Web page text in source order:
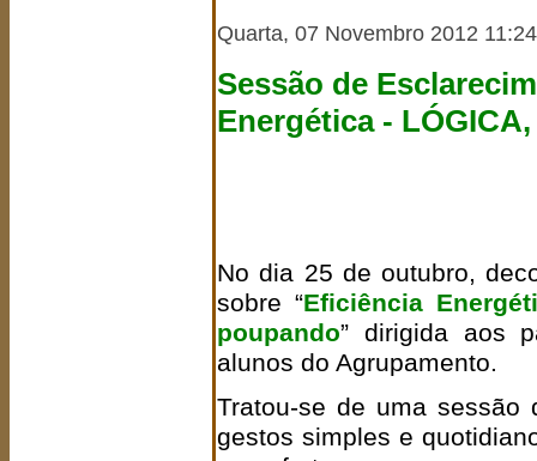
Quarta, 07 Novembro 2012 11:24
Sessão de
Energética -
No dia 25 de outubro,
sobre “Eficiência
poupando” dirigida aos
alunos do Agrupamento.
Tratou-se de uma sessão
gestos simples e